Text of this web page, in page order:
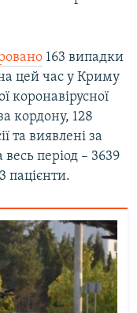
163 випадки
на цей час у Криму
коронавірусної
кордону, 128
та виявлені за
період – 3639
пацієнти.